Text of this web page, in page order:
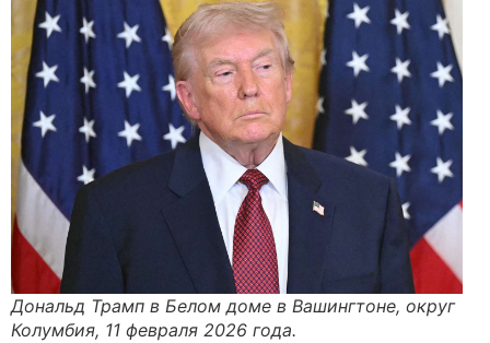
Дональд Трамп в Белом доме в Вашингтоне, округ
Колумбия, 11 февраля 2026 года.